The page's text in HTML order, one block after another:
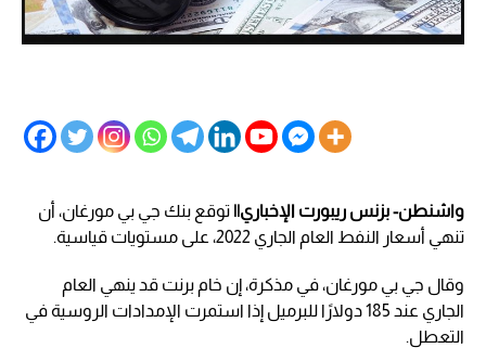
واشنطن- بزنس ريبورت الإخباري|| توقع بنك جي بي مورغان، أن
تنهي أسعار النفط العام الجاري 2022، على مستويات قياسية.
وقال جي بي مورغان، في مذكرة، إن خام برنت قد ينهي العام
الجاري عند 185 دولارًا للبرميل إذا استمرت الإمدادات الروسية في
التعطل.